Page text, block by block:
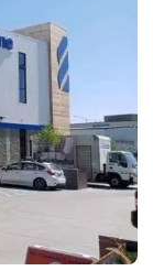
angebot - eine
Zubehör
-